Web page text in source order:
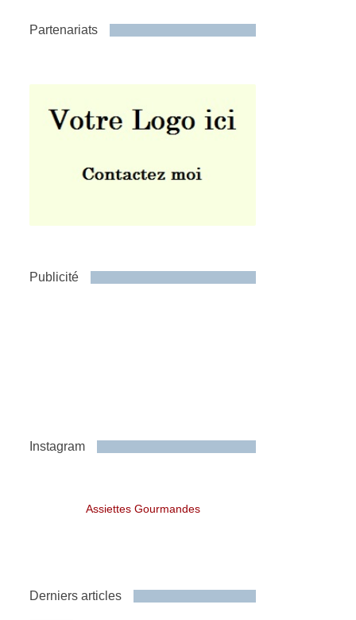
Partenariats
Publicité
Instagram
Assiettes Gourmandes
Derniers articles